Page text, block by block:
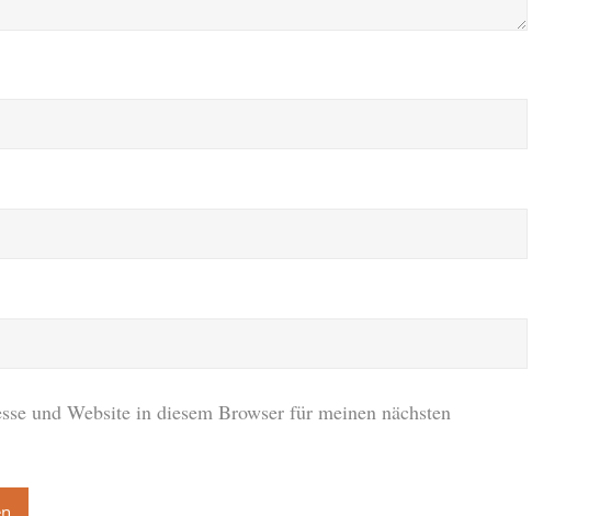
und Website in diesem Browser für meinen nächsten